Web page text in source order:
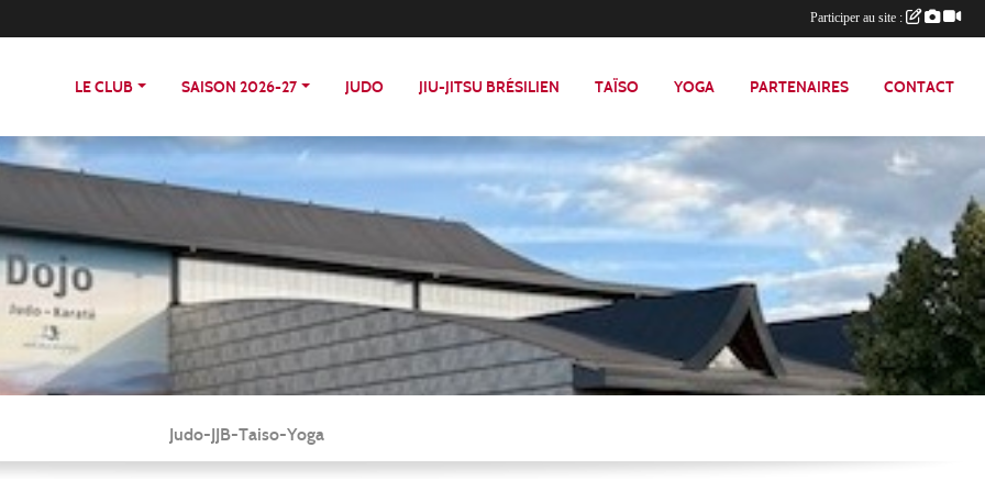
LE CLUB SAISON 2026-27 JUDO JIU-JITSU BRÉSILIEN TAÏSO YOGA PARTENAIRES CONTACT
Judo-JJB-Taiso-Yoga
Participer au site :